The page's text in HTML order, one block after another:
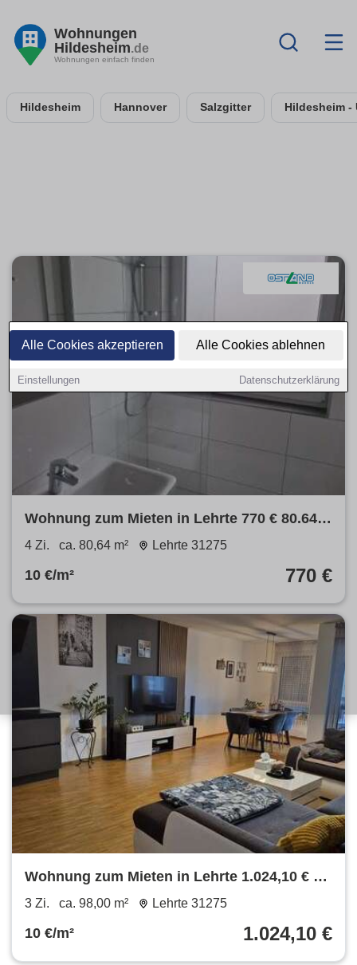
Alle Cookies akzeptieren Alle Cookies ablehnen
Einstellungen Datenschutzerklärung
Wohnungen
Hildesheim.de
Wohnungen einfach finden
Hildesheim Hannover Salzgitter Hildesheim -
Wohnung zum Mieten in Lehrte 770 € 80.64
m²
4 Zi. ca. 80,64 m² Lehrte 31275
10 €/m² 770 €
Wohnung zum Mieten in Lehrte 1.024,10 € 98
m²
3 Zi. ca. 98,00 m² Lehrte 31275
10 €/m² 1.024,10 €